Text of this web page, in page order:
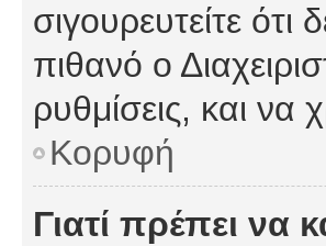
σιγουρευτείτε
πιθανό ο
ρυθμίσεις, και να
Κορυφή
Γιατί πρέπει να